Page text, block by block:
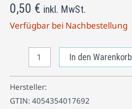
0,50 € inkl. MwSt.
Verfügbar bei Nachbestellung
In den Warenkorb
Hersteller:
GTIN: 4054354017692